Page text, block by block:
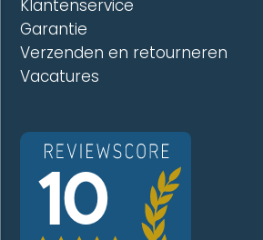
Klantenservice
Garantie
Verzenden en retourneren
Vacatures